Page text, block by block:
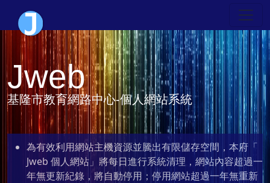
Jweb
基隆市教育網路中心-個人網站系統
為有效利用網站主機資源並騰出有限儲存空間，本府「
Jweb 個人網站」將每日進行系統清理，網站內容超過一
年無更新紀錄，將自動停用；停用網站超過一年無重新